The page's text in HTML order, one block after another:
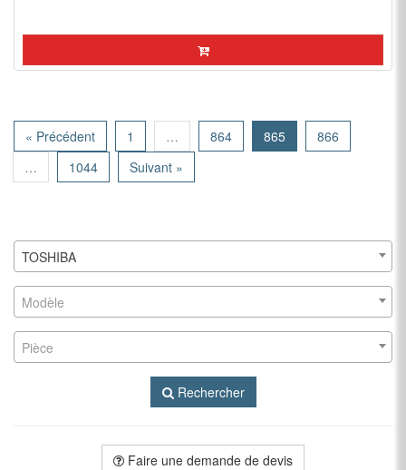
« Précédent 1 … 864 865
866
…
1044 Suivant »
TOSHIBA
Modèle
Pièce
Rechercher
Faire une demande de devis